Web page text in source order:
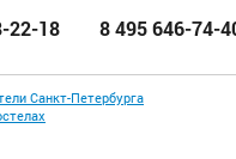
22-18 8 495 646-74-
Санкт-Петербурга